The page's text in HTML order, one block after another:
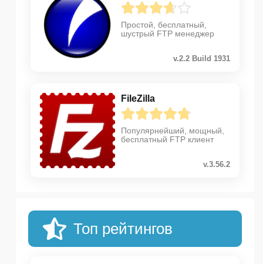
Простой, бесплатный,
шустрый FTP менеджер
v.2.2 Build 1931
FileZilla
Популярнейший, мощный,
бесплатный FTP клиент
v.3.56.2
Топ рейтингов